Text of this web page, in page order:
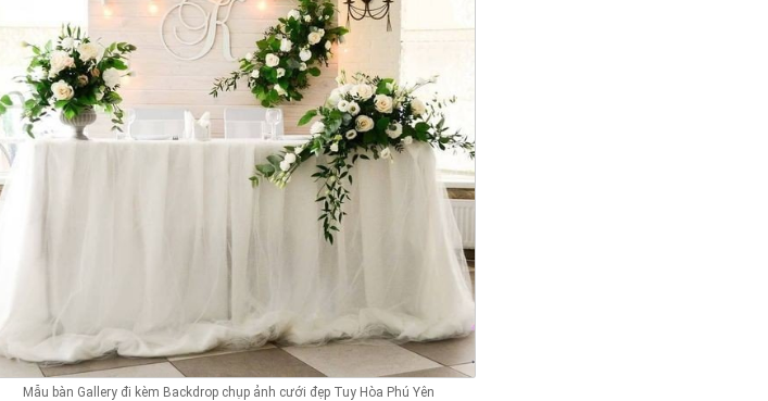
Mẫu bàn Gallery đi kèm Backdrop chụp ảnh cưới đẹp Tuy Hòa Phú Yên